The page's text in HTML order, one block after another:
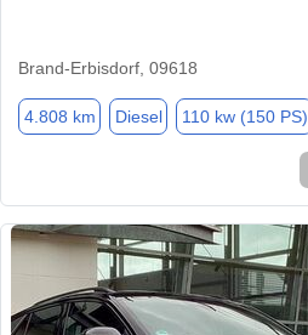
Brand-Erbisdorf, 09618
4.808 km Diesel 110 kw (150 PS)